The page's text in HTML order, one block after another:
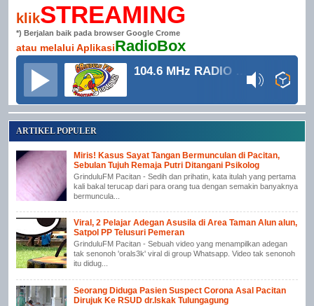
klikSTREAMING
*) Berjalan baik pada browser Google Crome
atau melalui AplikasiRadioBox
104.6 MHz RADIO GRINDULU FM
ARTIKEL POPULER
Miris! Kasus Sayat Tangan Bermunculan di Pacitan,
Sebulan Tujuh Remaja Putri Ditangani Psikolog
GrinduluFM Pacitan - Sedih dan prihatin, kata itulah yang pertama
kali bakal terucap dari para orang tua dengan semakin banyaknya
bermuncula...
Viral, 2 Pelajar Adegan Asusila di Area Taman Alun alun,
Satpol PP Telusuri Pemeran
GrinduluFM Pacitan - Sebuah video yang menampilkan adegan
tak senonoh 'orals3k' viral di group Whatsapp. Video tak senonoh
itu didug...
Seorang Diduga Pasien Suspect Corona Asal Pacitan
Dirujuk Ke RSUD dr.Iskak Tulungagung